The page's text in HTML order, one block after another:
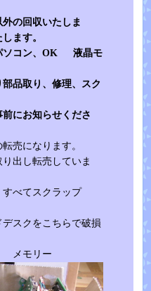
の回収いたしま
ます。
ソコン、OK 液晶モ
品取り、修理、スク
にお知らせくださ
売になります。
出し転売していま
べてスクラップ
スクをこちらで破損
リー